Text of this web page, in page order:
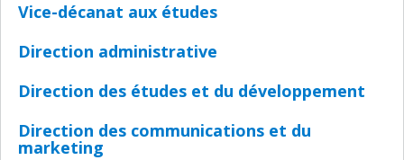
Vice-décanat aux études
Direction administrative
Direction des études et du développement
Direction des communications et du
marketing